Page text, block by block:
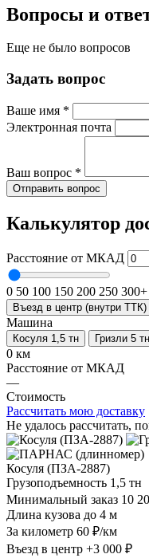
Вопросы и
Еще не было вопросов
Задать вопрос
Ваше имя *
Электронная почта
Ваш вопрос *
Отправить вопрос
Калькулятор
Расстояние от МКАД
0 50 100 150 200 250 300+
Въезд в центр (внутри ТТК)
Машина
Косуля 1,5 тн Гризли 5 тн
0 км
Расстояние от МКАД
—
Стоимость
Рассчитать мою доставку
Не удалось рассчитать,
Косуля (ПЗА-2887)
Грузоподъемность 1,5 тн
Минимальный заказ 10
Длина кузова до 4 м
За километр 60 ₽/км
Въезд в центр +3 000 ₽